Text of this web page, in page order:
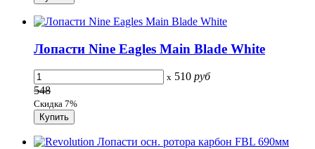
Лопасти Nine Eagles Main Blade White
x 510 руб
548
Скидка 7%